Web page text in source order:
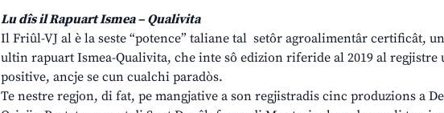
Lu dîs il Rapuart Ismea – Qualivita
Il Friûl-VJ al è la seste “potence” taliane tal setôr agroalimentâr certificât,
ultin rapuart Ismea-Qualivita, che inte sô edizion riferide al 2019 al regjistre
positive, ancje se cun cualchi paradòs.
Te nestre regjon, di fat, pe mangjative a son regjistradis cinc produzions a